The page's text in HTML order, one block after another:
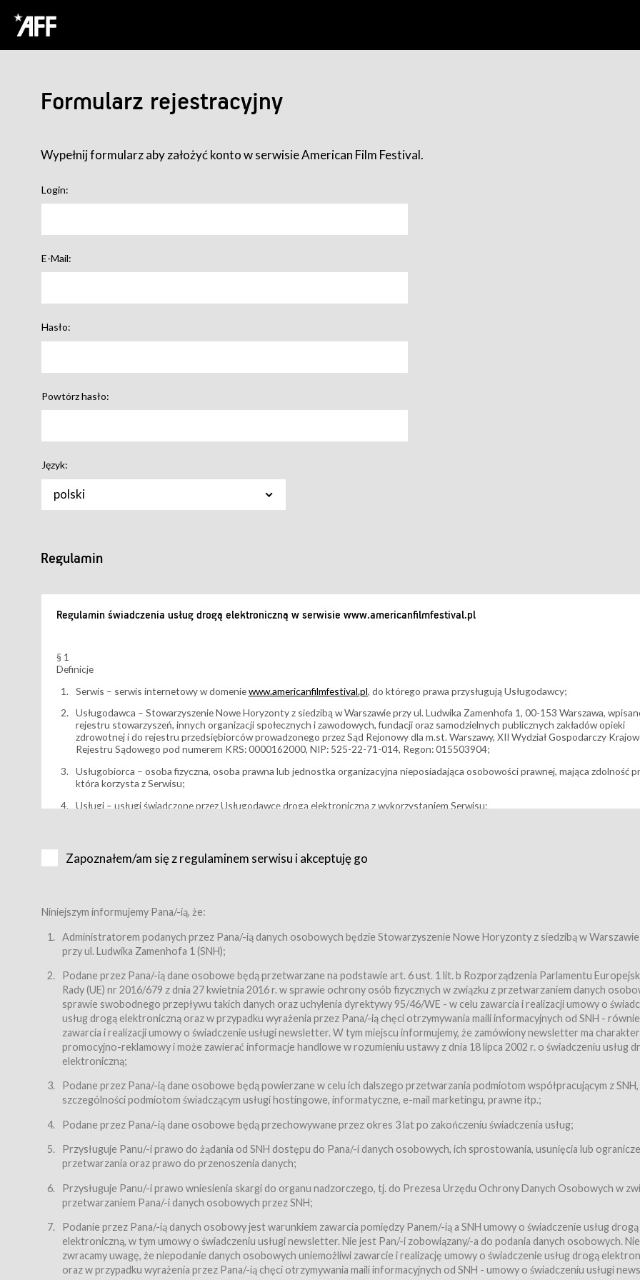
Formularz rejestracyjny
Wypełnij formularz aby założyć konto w serwisie American Film Festival.
Login:
E-Mail:
Hasło:
Powtórz hasło:
Język:
polski
Regulamin
Regulamin świadczenia usług drogą elektroniczną w serwisie www.americanfilmfestival.pl
§ 1
Definicje
Serwis – serwis internetowy w domeniewww.americanfilmfestival.pl, do którego prawa przysługują Usługodawcy;
Usługodawca – Stowarzyszenie Nowe Horyzonty z siedzibą w Warszawie przy ul. Ludwika Zamenhofa 1, 00-153 Warszawa,
rejestru stowarzyszeń, innych organizacji społecznych i zawodowych, fundacji oraz samodzielnych publicznych zakładów opieki
zdrowotnej i do rejestru przedsiębiorców prowadzonego przez Sąd Rejonowy dla m.st. Warszawy, XII Wydział Gospodarczy
Rejestru Sądowego pod numerem KRS: 0000162000, NIP: 525-22-71-014, Regon: 015503904;
Usługobiorca – osoba fizyczna, osoba prawna lub jednostka organizacyjna nieposiadająca osobowości prawnej, mająca zdolność
która korzysta z Serwisu;
Usługi – usługi świadczone przez Usługodawcę drogą elektroniczną z wykorzystaniem Serwisu;
Karnety – wybrane dokumenty potwierdzające zawarcie umowy z Usługodawcą i uprawniające do wzięcia udziału w Wydarzeniu,
Bilety – wybrane dokumenty potwierdzające zawarcie umowy z Usługodawcą i uprawniające do wzięcia udziału w Wydarzeniu,
przewidziane przez Usługodawcę dla danego Wydarzenia, tj. uprawniające do uczestnictwa w wielu albo w pojedynczych seansach
filmowych, wydarzeniach specjalnych i koncertach;
Sklep – sklep internetowy prowadzony przez Usługodawcę w Serwisie;
Regulamin – niniejszy regulamin.
§ 2
Postanowienia ogólne
Regulamin określa zasady:
świadczenia Usługobiorcom Usług przez Usługodawcę, z zastrzeżeniem usług, o których mowa w ust. 2 pkt. 4 i 5 poniżej,
zasady świadczenia precyzują odrębne regulaminy,
przetwarzania przez Usługodawcę danych osobowych Usługobiorców będących osobami fizycznymi.
Usługodawca świadczy w szczególności następujące Usługi:Usługodawca świadczy Usługi drogą elektroniczną w rozumieniu
dnia 18 lipca 2002 r. o świadczeniu usług drogą elektroniczną (Dz.U. z 2002 r., Nr 144, poz. 1204, z późń. zm.). Usługi świadczone są
nieodpłatnie.
usługę przeglądania i odczytywania przez Usługobiorców materiałów zamieszczanych w Serwisie,
usługę newsletter,
usługę zawierania na odległość umów nabycia Karnetów i Biletów,
usługę zawierania na odległość umów sprzedaży w Sklepie.
Usługodawca świadczy Usługi drogą elektroniczną w rozumieniu ustawy z dnia 18 lipca 2002 r. o świadczeniu usług drogą
(Dz.U. z 2002 r., Nr 144, poz. 1204, z późń. zm.). Usługi świadczone są nieodpłatnie.
Zapoznałem/am się z regulaminem serwisu i akceptuję go
Niniejszym informujemy Pana/-ią, że:
Administratorem podanych przez Pana/-ią danych osobowych będzie Stowarzyszenie Nowe Horyzonty z siedzibą w
przy ul. Ludwika Zamenhofa 1 (SNH);
Podane przez Pana/-ią dane osobowe będą przetwarzane na podstawie art. 6 ust. 1 lit. b Rozporządzenia Parlamentu
Rady (UE) nr 2016/679 z dnia 27 kwietnia 2016 r. w sprawie ochrony osób fizycznych w związku z przetwarzaniem danych
sprawie swobodnego przepływu takich danych oraz uchylenia dyrektywy 95/46/WE - w celu zawarcia i realizacji umowy o
usług drogą elektroniczną oraz w przypadku wyrażenia przez Pana/-ią chęci otrzymywania maili informacyjnych od SNH -
zawarcia i realizacji umowy o świadczenie usługi newsletter. W tym miejscu informujemy, że zamówiony newsletter ma charakter
promocyjno-reklamowy i może zawierać informacje handlowe w rozumieniu ustawy z dnia 18 lipca 2002 r. o świadczeniu usług
elektroniczną;
Podane przez Pana/-ią dane osobowe będą powierzane w celu ich dalszego przetwarzania podmiotom współpracującym z
szczególności podmiotom świadczącym usługi hostingowe, informatyczne, e-mail marketingu, prawne itp.;
Podane przez Pana/-ią dane osobowe będą przechowywane przez okres 3 lat po zakończeniu świadczenia usług;
Przysługuje Panu/-i prawo do żądania od SNH dostępu do Pana/-i danych osobowych, ich sprostowania, usunięcia lub
przetwarzania oraz prawo do przenoszenia danych;
Przysługuje Panu/-i prawo wniesienia skargi do organu nadzorczego, tj. do Prezesa Urzędu Ochrony Danych Osobowych w
przetwarzaniem Pana/-i danych osobowych przez SNH;
Podanie przez Pana/-ią danych osobowy jest warunkiem zawarcia pomiędzy Panem/-ią a SNH umowy o świadczenie usług drogą
elektroniczną, w tym umowy o świadczeniu usługi newsletter. Nie jest Pan/-i zobowiązany/-a do podania danych osobowych.
zwracamy uwagę, że niepodanie danych osobowych uniemożliwi zawarcie i realizację umowy o świadczenie usług drogą
oraz w przypadku wyrażenia przez Pana/-ią chęci otrzymywania maili informacyjnych od SNH - umowy o świadczeniu usługi